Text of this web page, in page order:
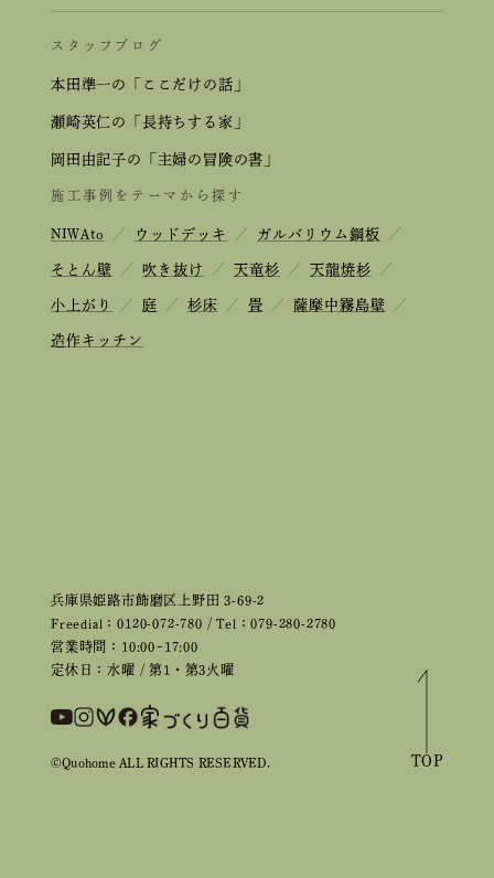
兵庫県姫路市飾磨区上野田 3-69-2
Freedial：0120-072-780 / Tel：079-280-2780
営業時間：10:00~17:00
定休日：水曜 / 第1・第3火曜
スタッフブログ
本田準一の「ここだけの話」
瀬崎英仁の「長持ちする家」
岡田由記子の「主婦の冒険の書」
施工事例をテーマから探す
NIWAto ／ ウッドデッキ ／ ガルバリウム鋼板 ／
そとん壁 ／ 吹き抜け ／ 天竜杉 ／ 天龍焼杉 ／
小上がり ／ 庭 ／ 杉床 ／ 畳 ／ 薩摩中霧島壁 ／
造作キッチン
©Quohome ALL RIGHTS RESERVED. TOP